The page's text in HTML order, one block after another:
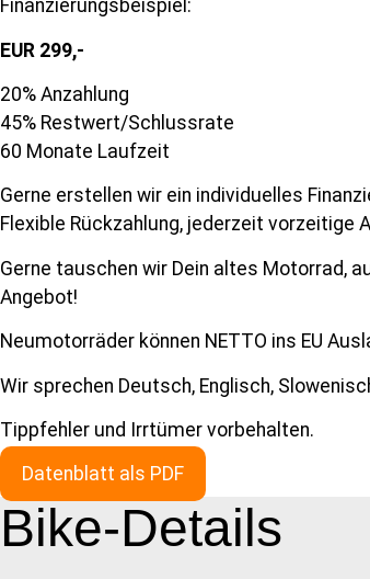
Finanzierungsbeispiel:
EUR 299,-
20% Anzahlung
45% Restwert/Schlussrate
60 Monate Laufzeit
Gerne erstellen wir ein individuelles
Flexible Rückzahlung, jederzeit vorzeitige
Gerne tauschen wir Dein altes Motorrad,
Angebot!
Neumotorräder können NETTO ins EU
Wir sprechen Deutsch, Englisch,
Tippfehler und Irrtümer vorbehalten.
Datenblatt als PDF
Bike-Details